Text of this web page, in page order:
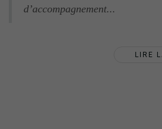
d’accompagnement...
LIRE